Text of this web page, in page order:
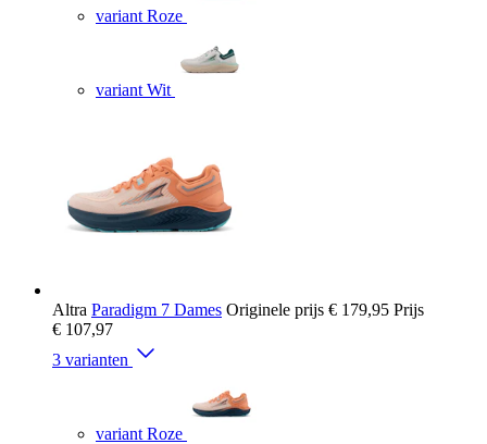
variant Roze
variant Wit
Altra Paradigm 7 Dames Originele prijs € 179,95 Prijs
€ 107,97
3 varianten
variant Roze